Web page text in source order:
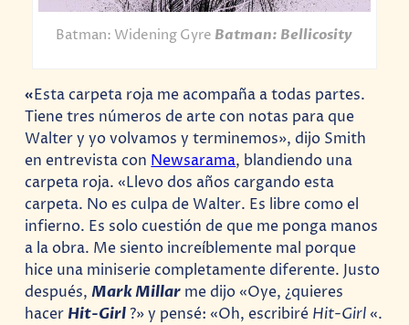
Batman: Widening Gyre Batman: Bellicosity
«Esta carpeta roja me acompaña a todas partes.
Tiene tres números de arte con notas para que
Walter y yo volvamos y terminemos», dijo Smith
en entrevista con Newsarama, blandiendo una
carpeta roja. «Llevo dos años cargando esta
carpeta. No es culpa de Walter. Es libre como el
infierno. Es solo cuestión de que me ponga manos
a la obra. Me siento increíblemente mal porque
hice una miniserie completamente diferente. Justo
después,Mark Millar me dijo «Oye, ¿quieres
hacer Hit-Girl ?»y pensé: «Oh, escribiré Hit-Girl«.